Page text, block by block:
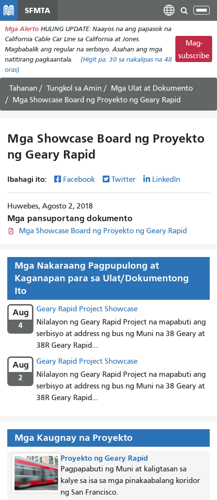
pangunahing
nilalaman
SFMTA
I-
ang
Mga Alerto HULING UPDATE: Naayos na ang papasok na
California Cable Car Line sa California at Jones.
Magbabalik ang regular na serbisyo. Asahan ang mga
natitirang pagkaantala.
(Higit pa: 30 sa nakalipas na 48
oras)
Mag-
subscribe
Tahanan Tungkol sa Amin
Mga Ulat at Dokumento
Mga Showcase Board ng Proyekto ng Geary Rapid
Mga Showcase Board ng Proyekto
ng Geary Rapid
Ibahagi ito: Facebook Twitter LinkedIn
Huwebes, Agosto 2, 2018
Mga pansuportang dokumento
Mga Showcase Board ng Proyekto ng Geary Rapid
Mga Nakaraang Pagpupulong at
Kaganapan para sa Ulat/Dokumentong
Ito
Aug
4
Geary Rapid Project Showcase
Nilalayon ng Geary Rapid Project na mapabuti ang
serbisyo at address ng bus ng Muni na 38 Geary at
38R Geary Rapid...
Aug
2
Geary Rapid Project Showcase
Nilalayon ng Geary Rapid Project na mapabuti ang
serbisyo at address ng bus ng Muni na 38 Geary at
38R Geary Rapid...
Mga Kaugnay na Proyekto
Proyekto ng Geary Rapid
Pagpapabuti ng Muni at kaligtasan sa
kalye sa isa sa mga pinakaabalang koridor
ng San Francisco.